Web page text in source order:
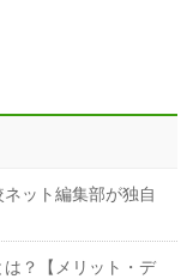
ット編集部が独自
？【メリット・デ